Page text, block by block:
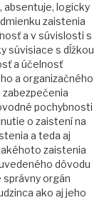
absentuje, logicky
zaistenia
a v súvislosti s
súvisiace s dĺžkou
a účelnosť
a organizačného
pochybnosti
o zaistení na
a teda aj
zaistenia
dôvodu
orgán
ako aj jeho